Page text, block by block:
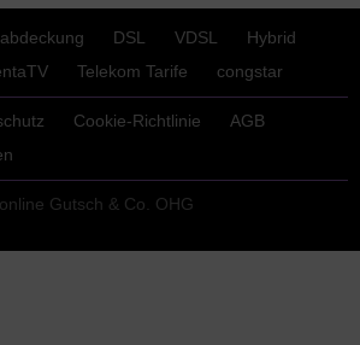
DSL VDSL
Hybrid
Telekom Tarife congstar
Cookie-Richtlinie
AGB
Gutsch & Co. OHG